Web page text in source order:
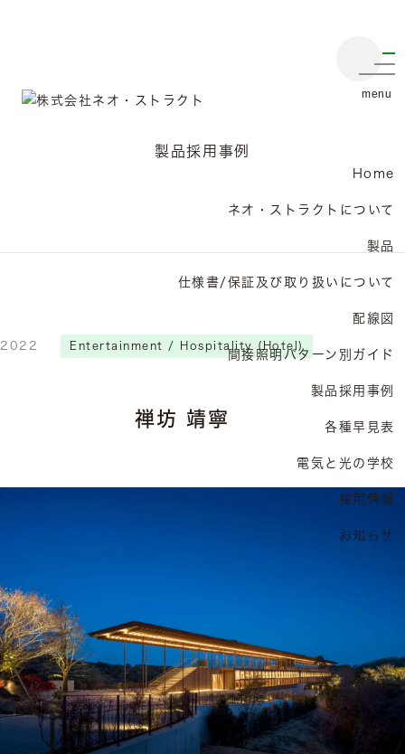
Home
ネオ・ストラクトについて
製品
仕様書/保証及び取り扱いについて
配線図
間接照明パターン別ガイド
製品採用事例
各種早見表
電気と光の学校
採用情報
お知らせ
製品採用事例
2022 Entertainment / Hospitality (Hotel)
禅坊 靖寧